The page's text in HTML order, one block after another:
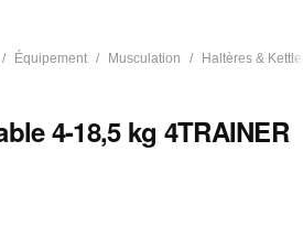
Équipement Musculation Haltères &
4-18,5 kg 4TRAINER